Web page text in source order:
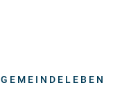
GEMEINDELEBEN